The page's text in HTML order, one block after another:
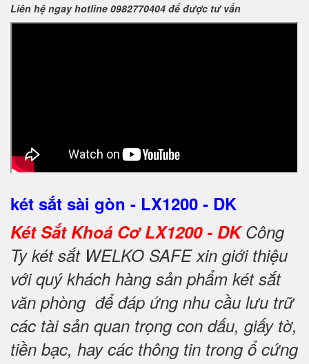
Liên hệ ngay hotline 0982770404 để được tư vấn
két sắt sài gòn - LX1200 - DK
Két Sắt Khoá Cơ LX1200 - DKCông
Ty két sắt WELKO SAFE xin giới thiệu
với quý khách hàng sản phẩm két sắt
văn phòng để đáp ứng nhu cầu lưu trữ
các tài sản quan trọng con dấu, giấy tờ,
tiền bạc, hay các thông tin trong ổ cứng